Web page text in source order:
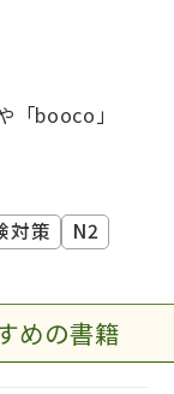
「booco」
対策 N2
めの書籍